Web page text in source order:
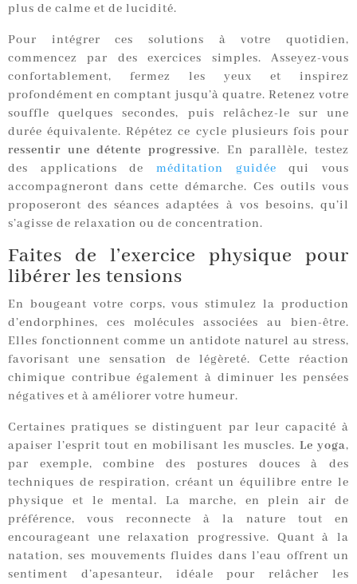
plus de calme et de lucidité.
Pour intégrer ces solutions à votre quotidien,
commencez par des exercices simples. Asseyez-vous
confortablement, fermez les yeux et inspirez
profondément en comptant jusqu’à quatre. Retenez votre
souffle quelques secondes, puis relâchez-le sur une
durée équivalente. Répétez ce cycle plusieurs fois pour
ressentir une détente progressive. En parallèle, testez
des applications de méditation guidée qui vous
accompagneront dans cette démarche. Ces outils vous
proposeront des séances adaptées à vos besoins, qu’il
s’agisse de relaxation ou de concentration.
Faites de l’exercice physique pour
libérer les tensions
En bougeant votre corps, vous stimulez la production
d’endorphines, ces molécules associées au bien-être.
Elles fonctionnent comme un antidote naturel au stress,
favorisant une sensation de légèreté. Cette réaction
chimique contribue également à diminuer les pensées
négatives et à améliorer votre humeur.
Certaines pratiques se distinguent par leur capacité à
apaiser l’esprit tout en mobilisant les muscles. Le yoga,
par exemple, combine des postures douces à des
techniques de respiration, créant un équilibre entre le
physique et le mental. La marche, en plein air de
préférence, vous reconnecte à la nature tout en
encourageant une relaxation progressive. Quant à la
natation, ses mouvements fluides dans l’eau offrent un
sentiment d’apesanteur, idéale pour relâcher les